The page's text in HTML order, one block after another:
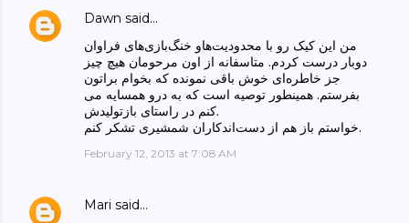
Dawn said…
من این کیک رو با محدودیت‌هاو خنگ‌بازی‌های فراوان
دوبار درست کردم. متاسفانه از اون مرحومان هیچ چیز
جز خاطره‌ای خوش باقی نمونده که بخوام براتون
بفرستم. همینطور توصیه است که به درو همسایه می
کنم در راستای بازتولیدش.
خواستم باز هم از دست‌اندکاران شمشیری تشکر کنم.
February 12, 2013 at 7:08 AM
Mari said…